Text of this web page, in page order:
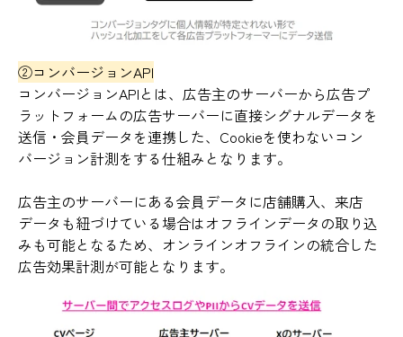
②コンバージョンAPI
コンバージョンAPIとは、広告主のサーバーから広告プ
ラットフォームの広告サーバーに直接シグナルデータを
送信・会員データを連携した、Cookieを使わないコン
バージョン計測をする仕組みとなります。
広告主のサーバーにある会員データに店舗購入、来店
データも紐づけている場合はオフラインデータの取り込
みも可能となるため、オンラインオフラインの統合した
広告効果計測が可能となります。